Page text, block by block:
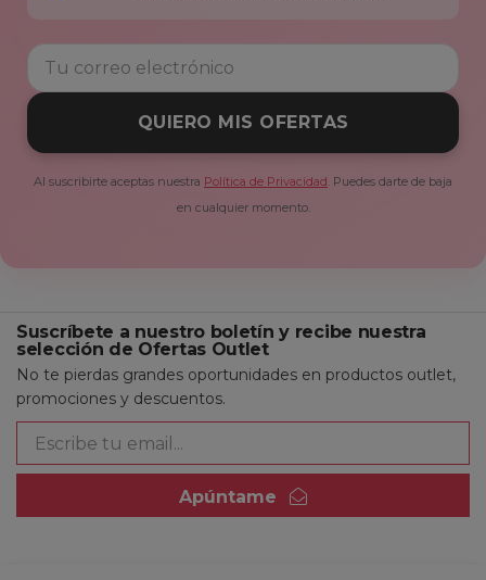
QUIERO MIS OFERTAS
Al suscribirte aceptas nuestra Política de Privacidad. Puedes darte de baja
en cualquier momento.
Suscríbete a nuestro boletín y recibe nuestra
selección de Ofertas Outlet
No te pierdas grandes oportunidades en productos outlet,
promociones y descuentos.
Apúntame